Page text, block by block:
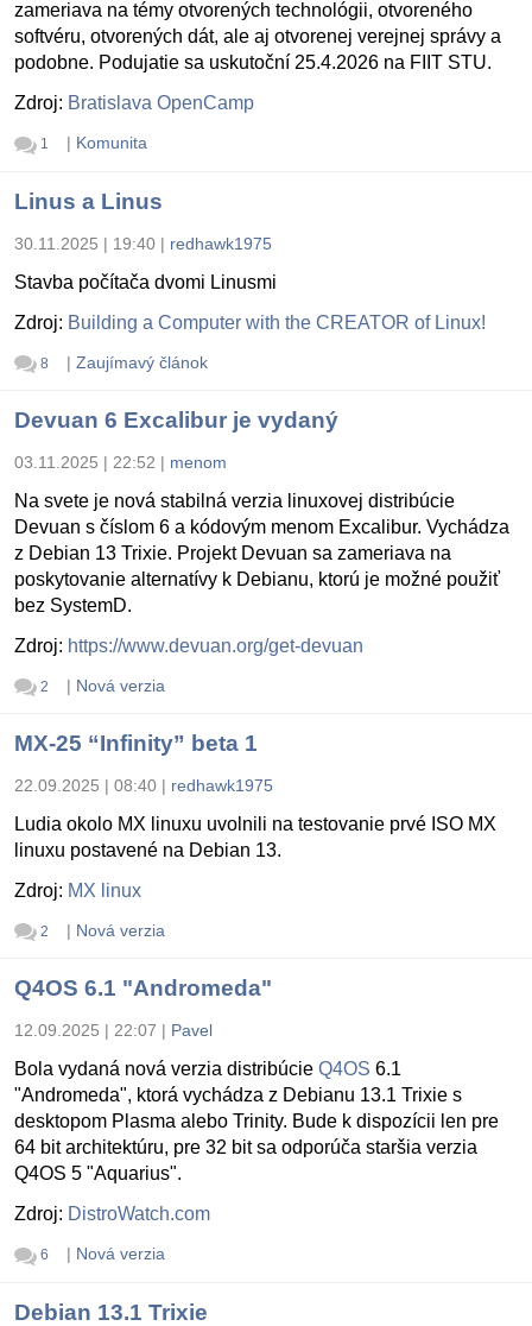
zameriava na témy otvorených technológii, otvoreného
softvéru, otvorených dát, ale aj otvorenej verejnej správy a
podobne. Podujatie sa uskutoční 25.4.2026 na FIIT STU.
Zdroj: Bratislava OpenCamp
1 | Komunita
Linus a Linus
30.11.2025 | 19:40 | redhawk1975
Stavba počítača dvomi Linusmi
Zdroj: Building a Computer with the CREATOR of Linux!
8 | Zaujímavý článok
Devuan 6 Excalibur je vydaný
03.11.2025 | 22:52 | menom
Na svete je nová stabilná verzia linuxovej distribúcie
Devuan s číslom 6 a kódovým menom Excalibur. Vychádza
z Debian 13 Trixie. Projekt Devuan sa zameriava na
poskytovanie alternatívy k Debianu, ktorú je možné použiť
bez SystemD.
Zdroj: https://www.devuan.org/get-devuan
2 | Nová verzia
MX-25 “Infinity” beta 1
22.09.2025 | 08:40 | redhawk1975
Ludia okolo MX linuxu uvolnili na testovanie prvé ISO MX
linuxu postavené na Debian 13.
Zdroj: MX linux
2 | Nová verzia
Q4OS 6.1 "Andromeda"
12.09.2025 | 22:07 | Pavel
Bola vydaná nová verzia distribúcie Q4OS 6.1
"Andromeda", ktorá vychádza z Debianu 13.1 Trixie s
desktopom Plasma alebo Trinity. Bude k dispozícii len pre
64 bit architektúru, pre 32 bit sa odporúča staršia verzia
Q4OS 5 "Aquarius".
Zdroj: DistroWatch.com
6 | Nová verzia
Debian 13.1 Trixie